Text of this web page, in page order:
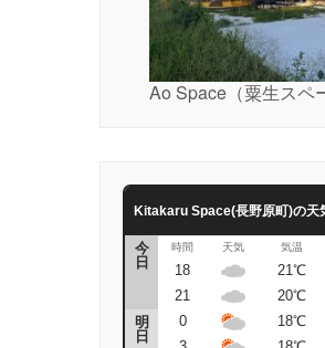
Ao Space（粟生スペ
Kitakaru Space(長野原町)の天
今
日
時間 天気 気温
18 21℃
21
20℃
明
日
0 18℃